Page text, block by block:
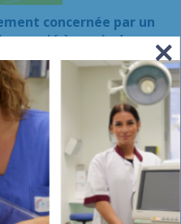
concernée par un
associé à un pic de
applicables pendant
et de chaleur sont les